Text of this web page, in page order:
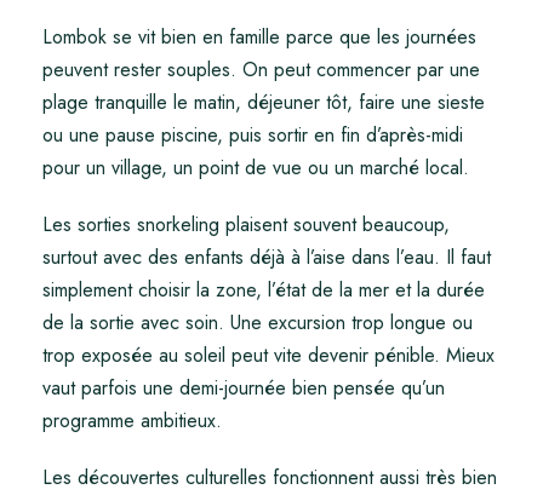
Lombok se vit bien en famille parce que les journées
peuvent rester souples. On peut commencer par une
plage tranquille le matin, déjeuner tôt, faire une sieste
ou une pause piscine, puis sortir en fin d’après-midi
pour un village, un point de vue ou un marché local.
Les sorties snorkeling plaisent souvent beaucoup,
surtout avec des enfants déjà à l’aise dans l’eau. Il faut
simplement choisir la zone, l’état de la mer et la durée
de la sortie avec soin. Une excursion trop longue ou
trop exposée au soleil peut vite devenir pénible. Mieux
vaut parfois une demi-journée bien pensée qu’un
programme ambitieux.
Les découvertes culturelles fonctionnent aussi très bien